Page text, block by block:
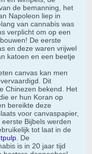
de bemanning, het
Napoleon liep in
van cannabis was
verplicht om op een
De eerste
en deze waren vrijwel
katoen en een beetje
canvas kan men
Dit
Chinezen bekend. Het
er hun Koran op
bereikte deze
voor canvaspapier,
Bijbels werden
tot laat in de
. De
is in 20 jaar tijd